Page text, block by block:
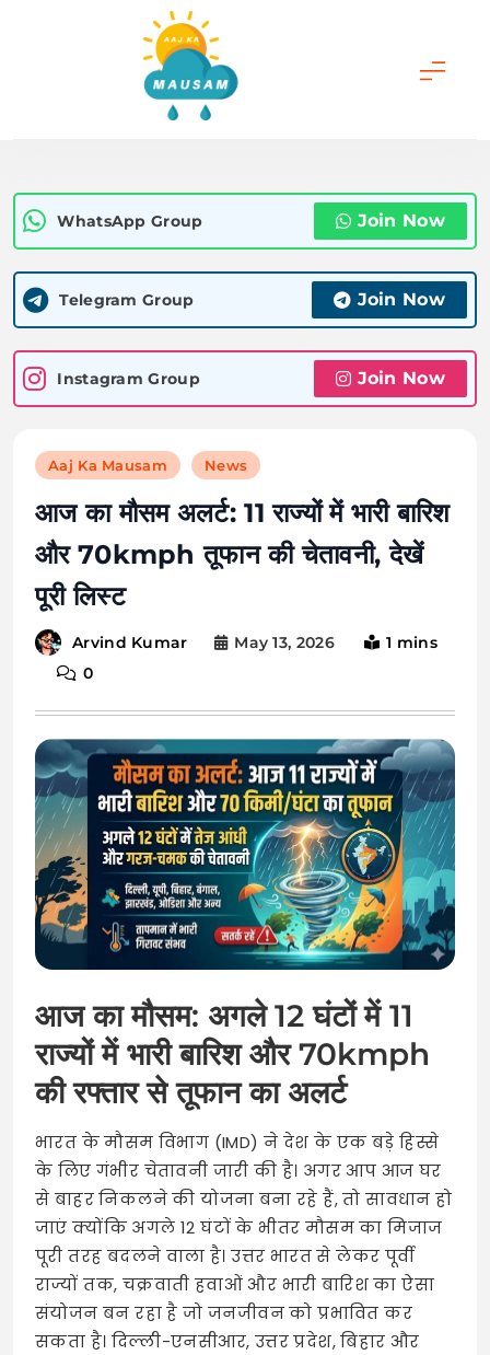
आज का मौसम | कल का
मौसम की जानकारी सबसे
पहले
WhatsApp Group Join Now
Telegram Group Join Now
Instagram Group Join Now
Aaj Ka Mausam News
आज का मौसम अलर्ट: 11 राज्यों में भारी बारिश
और 70kmph तूफान की चेतावनी, देखें
पूरी लिस्ट
Arvind Kumar May 13, 2026
1 mins
0
आज का मौसम: अगले 12 घंटों में 11
राज्यों में भारी बारिश और 70kmph
की रफ्तार से तूफान का अलर्ट
भारत के मौसम विभाग (IMD) ने देश के एक बड़े हिस्से
के लिए गंभीर चेतावनी जारी की है। अगर आप आज घर
से बाहर निकलने की योजना बना रहे हैं, तो सावधान हो
जाएं क्योंकि अगले 12 घंटों के भीतर मौसम का मिजाज
पूरी तरह बदलने वाला है। उत्तर भारत से लेकर पूर्वी
राज्यों तक, चक्रवाती हवाओं और भारी बारिश का ऐसा
संयोजन बन रहा है जो जनजीवन को प्रभावित कर
सकता है। दिल्ली-एनसीआर, उत्तर प्रदेश, बिहार और